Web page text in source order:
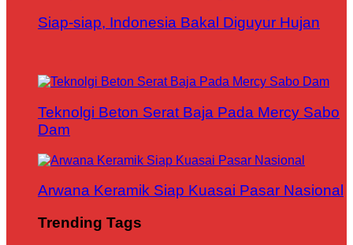
Siap-siap, Indonesia Bakal Diguyur Hujan
Teknolgi Beton Serat Baja Pada Mercy Sabo
Dam
Arwana Keramik Siap Kuasai Pasar Nasional
Trending Tags